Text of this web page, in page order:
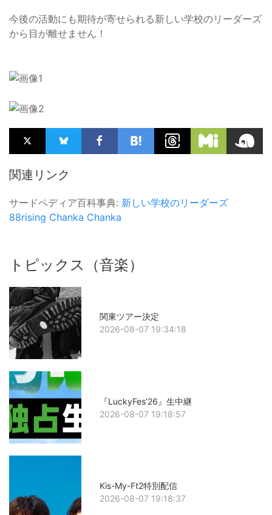
今後の活動にも期待が寄せられる新しい学校のリーダーズ
から目が離せません！
関連リンク
サードペディア百科事典: 新しい学校のリーダーズ
88rising Chanka Chanka
トピックス（音楽）
関東ツアー決定
2026-08-07 19:34:18
『LuckyFes’26』生中継
2026-08-07 19:18:57
Kis-My-Ft2特別配信
2026-08-07 19:18:37